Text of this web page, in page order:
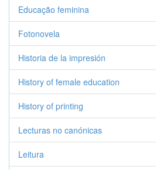
Educação feminina
Fotonovela
Historia de la impresión
History of female education
History of printing
Lecturas no canónicas
Leitura